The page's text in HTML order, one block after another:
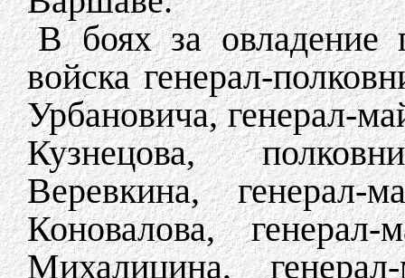
В боях за овладение
войска генерал-
Урбановича, генерал-
Кузнецова,
Веревкина, генерал-
Коновалова,
Михалицина,